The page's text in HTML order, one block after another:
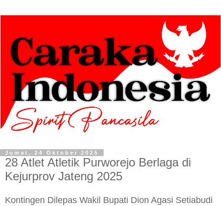
Jumat, 24 Oktober 2025
28 Atlet Atletik Purworejo Berlaga di
Kejurprov Jateng 2025
Kontingen Dilepas Wakil Bupati Dion Agasi Setiabudi